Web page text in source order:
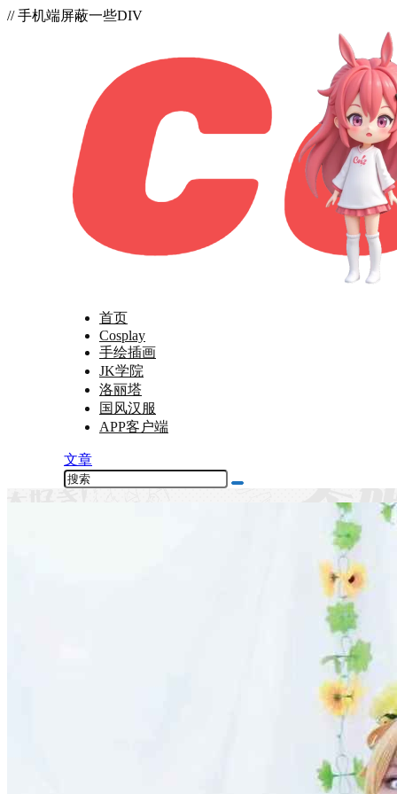
// 手机端屏蔽一些DIV
首页
Cosplay
手绘插画
JK学院
洛丽塔
国风汉服
APP客户端
文章